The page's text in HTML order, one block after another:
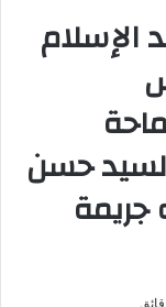
حسن
جريمة